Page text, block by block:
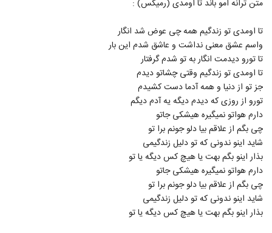
581
582
آهنگ یاسین ترکی بنام یه چیزی میگه نه
۱,۵۷۳ بازدید
583
دانلود آهنگ مرتضی سرمدی آغلاما اورگیم
۲,۲۸۸ بازدید
584
Asghari Lo Raft)
۱,۶۷۳ بازدید
585
موزیک زیبای اهل عاشقی از فرزاد فرخ
۱,۷۹۵ بازدید
متن ترانه امو باند تا اومدی (رمیکس) :
تا اومدی تو زندگیم همه چی عوض شد انگار
واسم عشق معنی نداشت و عاشق شدم این بار
تا تورو دیدمت انگار به تو شدم گرفتار
تا اومدی تو زندگیم وقتی چشاتو دیدم
جز تو از دنیا و همه آدما دست کشیدم
تورو از روزی که دیدم دیگه یه آدم دیگم
دارم هواتو نمیگیره هیشکی جاتو
چی بگم از علاقم بیا دلو جونم برا تو
شاید اینو ندونی که تو دلیل زندگیمی
بذار اینو بگم بهت یا هیچ کس دیگه یا تو
دارم هواتو نمیگیره هیشکی جاتو
چی بگم از علاقم بیا دلو جونم برا تو
شاید اینو ندونی که تو دلیل زندگیمی
بذار اینو بگم بهت یا هیچ کس دیگه یا تو